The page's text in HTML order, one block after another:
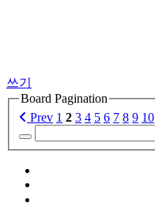
쓰기
Board Pagination
Prev 1 2 3 4 5 6 7 8 9 10